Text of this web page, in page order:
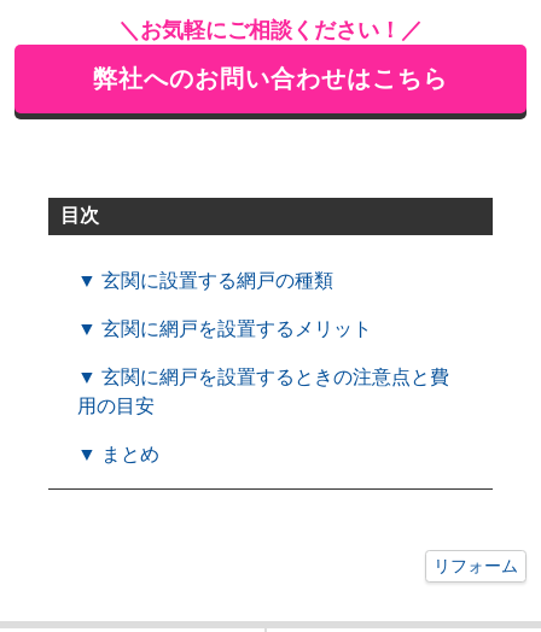
＼お気軽にご相談ください！／
弊社へのお問い合わせはこちら
目次
▼ 玄関に設置する網戸の種類
▼ 玄関に網戸を設置するメリット
▼ 玄関に網戸を設置するときの注意点と費
用の目安
▼ まとめ
リフォーム